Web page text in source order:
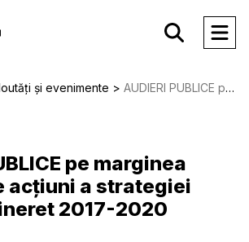
și evenimente AUDIERI PUBLICE pe marginea planului de acţiuni a strategiei locale de tineret 2017-2020
pe marginea
acţiuni a strategiei
2017-2020